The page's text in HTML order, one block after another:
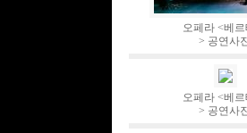
오페라 <베
> 공연사
오페라 <베
> 공연사